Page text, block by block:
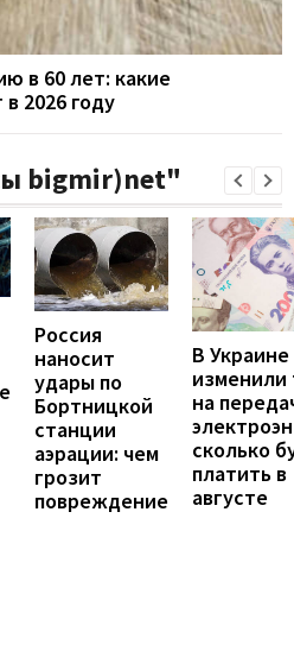
в 60 лет: какие
2026 году
bigmir)net"
Россия
наносит
удары по
Бортницкой
станции
аэрации: чем
грозит
повреждение
В Украине
на
сколько
платить в
августе